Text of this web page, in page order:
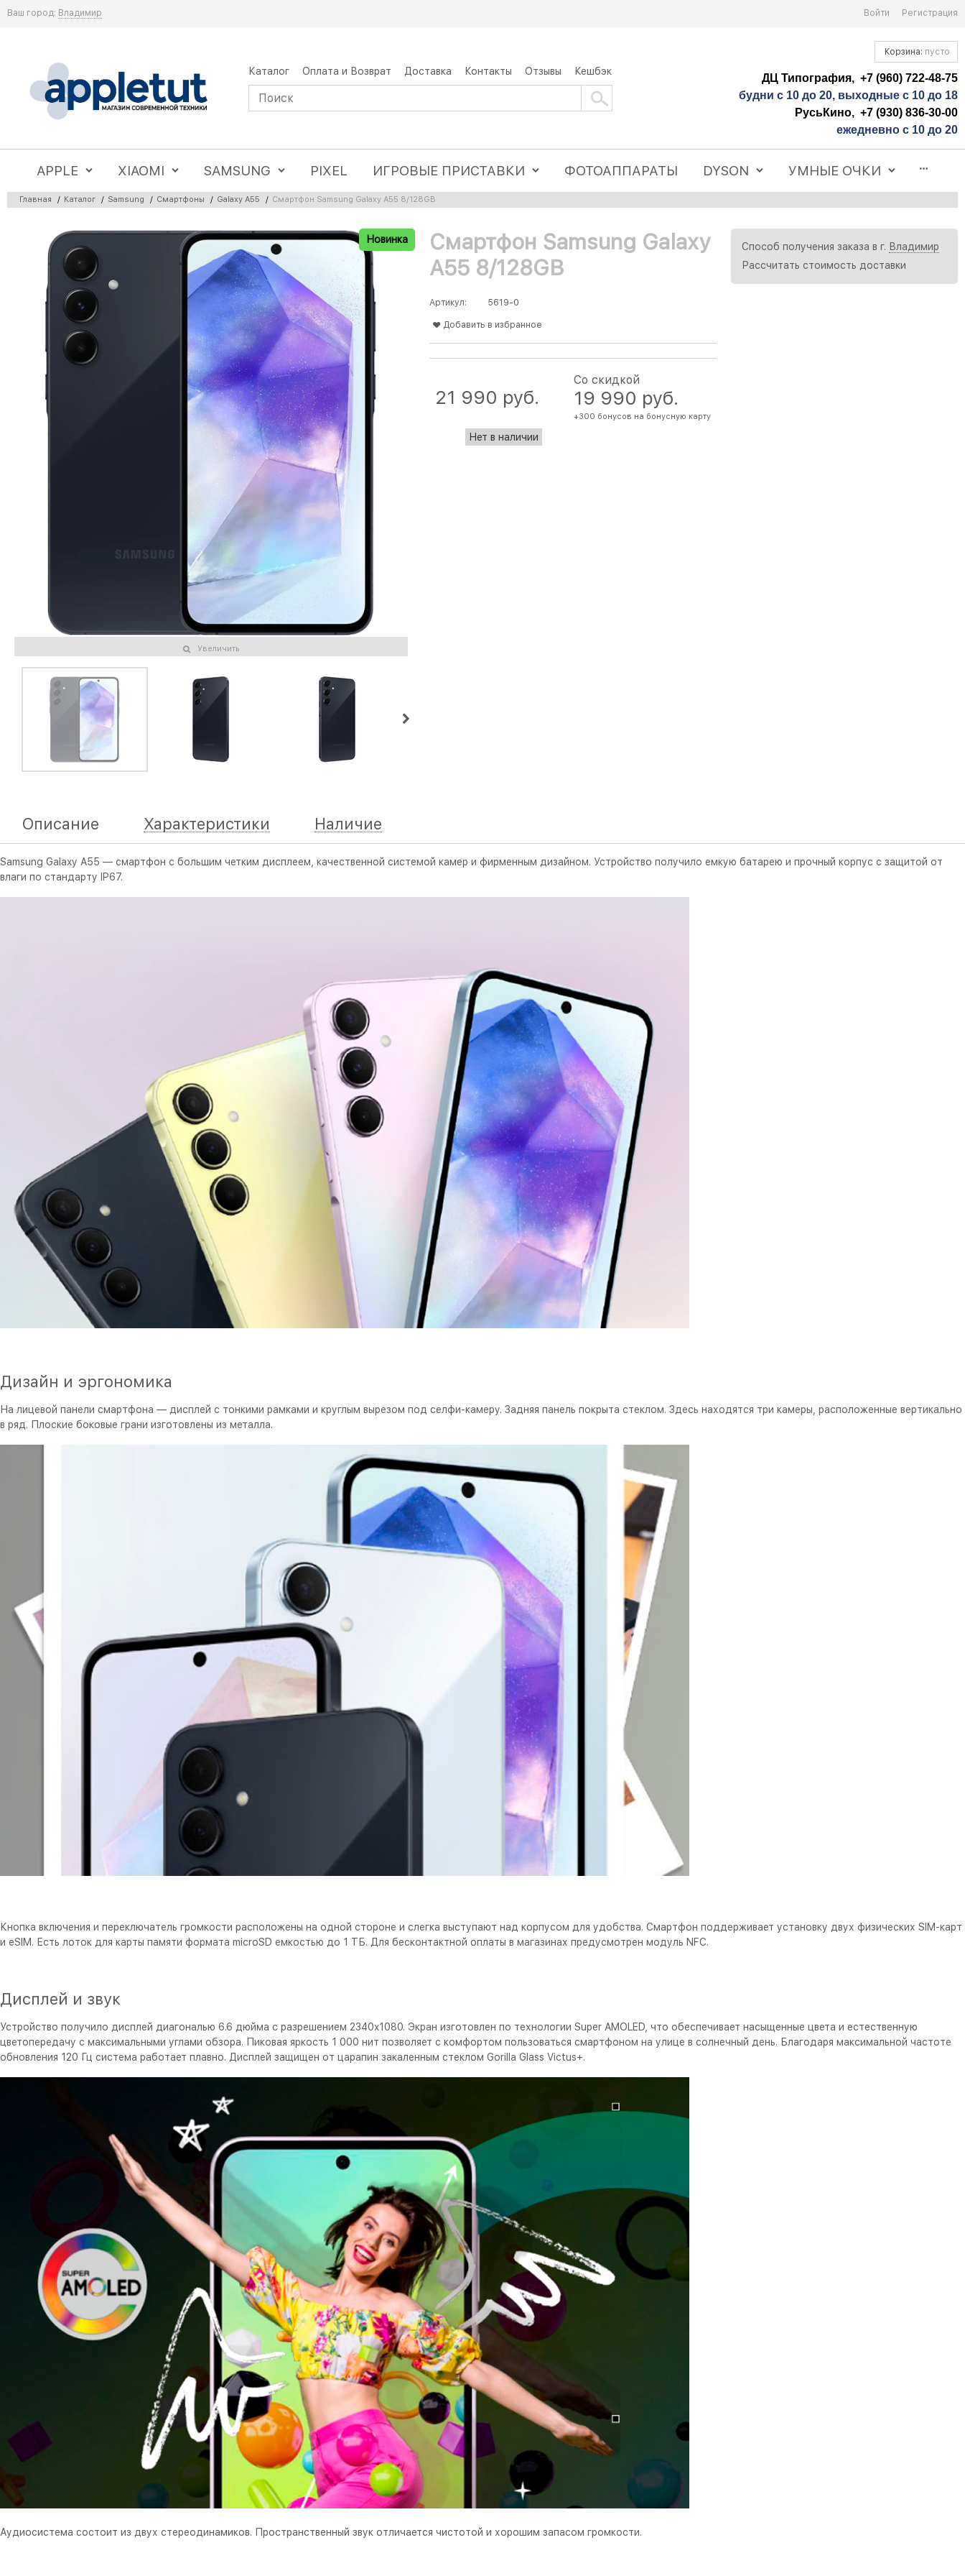
Ваш город: Владимир Войти Регистрация
Каталог Оплата и Возврат Доставка Контакты Отзывы Кешбэк
Корзина: пусто
ДЦ Типография, +7 (960) 722-48-75
будни с 10 до 20, выходные с 10 до 18
РусьКино, +7 (930) 836-30-00
ежедневно с 10 до 20
APPLE XIAOMI SAMSUNG PIXEL ИГРОВЫЕ ПРИСТАВКИ ФОТОАППАРАТЫ DYSON УМНЫЕ ОЧКИ
Главная / Каталог / Samsung / Смартфоны / Galaxy A55 / Смартфон Samsung Galaxy A55 8/128GB
Новинка
Увеличить
Смартфон Samsung Galaxy
A55 8/128GB
Артикул: 5619-0
Добавить в избранное
19 990 руб.
+300 бонусов на бонусную карту
Со скидкой
21 990 руб.
Нет в наличии
Способ получения заказа в г. Владимир
Рассчитать стоимость доставки
Описание Характеристики Наличие
Samsung Galaxy A55 — смартфон с большим четким дисплеем, качественной системой камер и фирменным дизайном. Устройство получило емкую батарею и прочный корпус с защитой от
влаги по стандарту IP67.
Дизайн и эргономика
На лицевой панели смартфона — дисплей с тонкими рамками и круглым вырезом под селфи-камеру. Задняя панель покрыта стеклом. Здесь находятся три камеры, расположенные вертикально
в ряд. Плоские боковые грани изготовлены из металла.
Кнопка включения и переключатель громкости расположены на одной стороне и слегка выступают над корпусом для удобства. Смартфон поддерживает установку двух физических SIM-карт
и eSIM. Есть лоток для карты памяти формата microSD емкостью до 1 ТБ. Для бесконтактной оплаты в магазинах предусмотрен модуль NFC.
Дисплей и звук
Устройство получило дисплей диагональю 6.6 дюйма с разрешением 2340x1080. Экран изготовлен по технологии Super AMOLED, что обеспечивает насыщенные цвета и естественную
цветопередачу с максимальными углами обзора. Пиковая яркость 1 000 нит позволяет с комфортом пользоваться смартфоном на улице в солнечный день. Благодаря максимальной частоте
обновления 120 Гц система работает плавно. Дисплей защищен от царапин закаленным стеклом Gorilla Glass Victus+.
Аудиосистема состоит из двух стереодинамиков. Пространственный звук отличается чистотой и хорошим запасом громкости.